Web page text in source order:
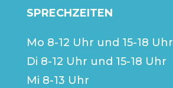
SPRECHZEITEN
Mo 8-12 Uhr und 15-18 Uhr
Di 8-12 Uhr und 15-18 Uhr
Mi 8-13 Uhr